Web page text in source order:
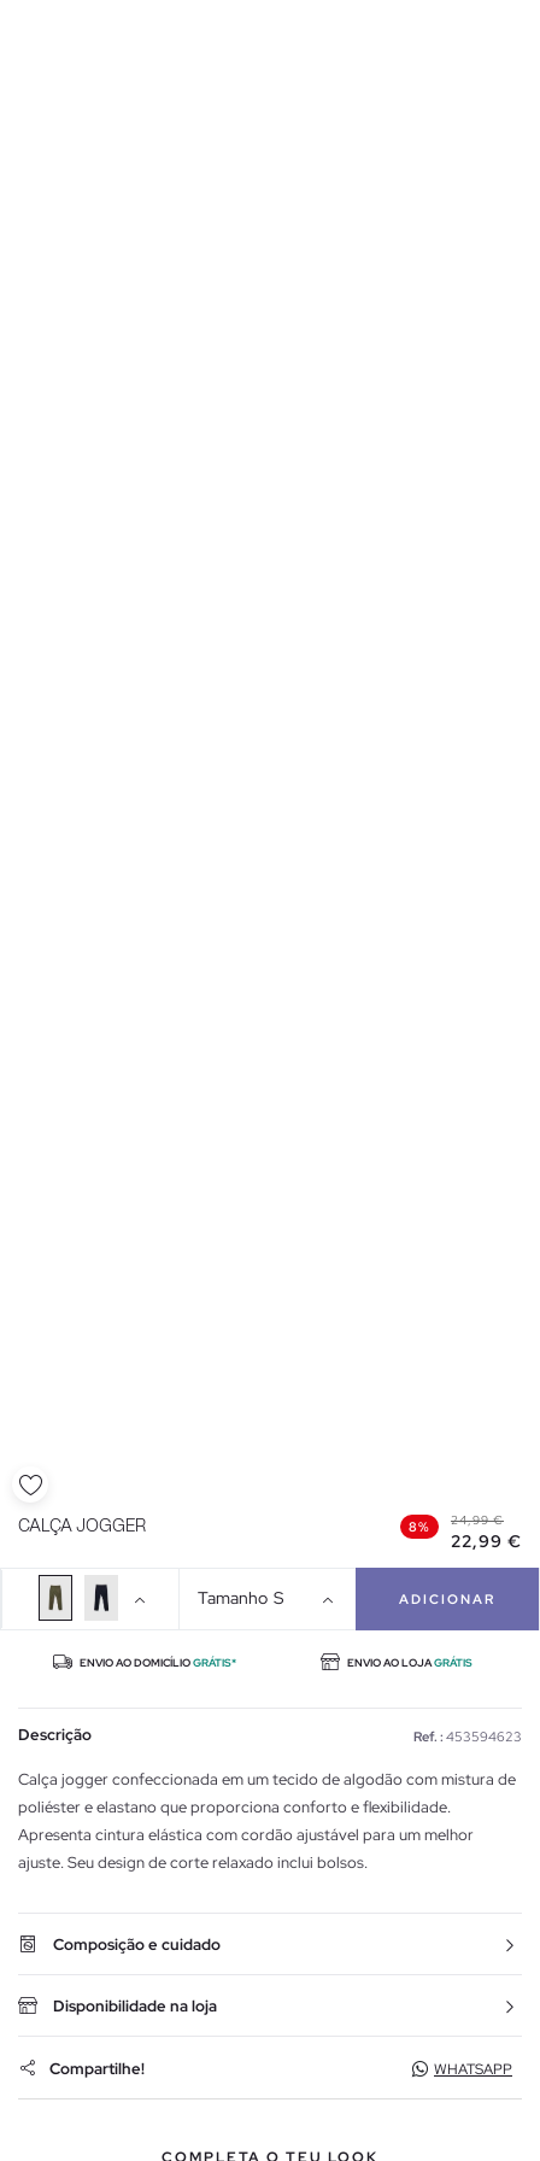
CALÇA JOGGER 8% 24,99 €
22,99 €
Tamanho S ADICIONAR
ENVIO AO DOMICÍLIOGRÁTIS* ENVIO AO LOJAGRÁTIS
Descrição Ref. : 453594623
Calça jogger confeccionada em um tecido de algodão com mistura de
poliéster e elastano que proporciona conforto e flexibilidade.
Apresenta cintura elástica com cordão ajustável para um melhor
ajuste. Seu design de corte relaxado inclui bolsos.
Composição e cuidado
Disponibilidade na loja
Compartilhe! WHATSAPP